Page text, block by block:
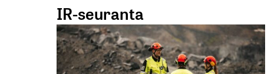
IR-seuranta